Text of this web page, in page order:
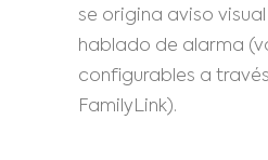
se origina aviso
hablado de alarma
configurables a través
FamilyLink).